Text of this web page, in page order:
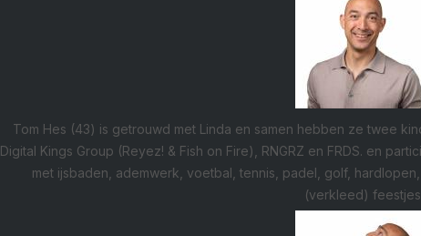
Tom Hes (43) is getrouwd met Linda en samen hebben ze twee
Digital Kings Group (Reyez! & Fish on Fire), RNGRZ en FRDS. en
met ijsbaden, ademwerk, voetbal, tennis, padel, golf,
(verkleed)